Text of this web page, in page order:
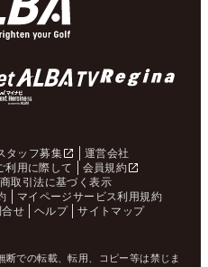
タッフ募集
運営会社
利用に際して
会員規約
取引法に基づく表示
マイページサービス利用規約
合せ ヘルプ サイトマップ
での転載、転用、コピー等は禁じま